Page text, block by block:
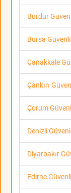
Burdur
Bursa
Çanakkale
Çankırı
Çorum
Denizli
Diyarbakır
Edirne